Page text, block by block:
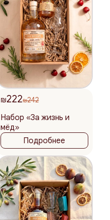
₪222₪242
Набор «За жизнь и
мёд»
Подробнее